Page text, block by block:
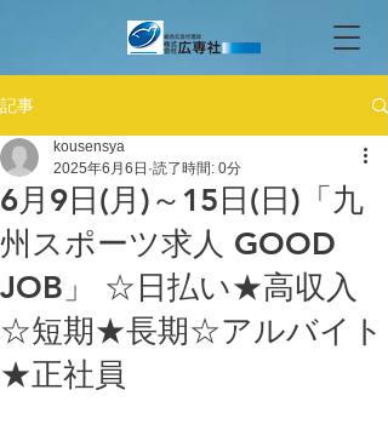
記事
6月9日(月)～15日(日)「九
州スポーツ求人 GOOD
JOB」 ☆日払い★高収入
☆短期★長期☆アルバイト
★正社員
kousensya
2025年6月6日 読了時間: 0分